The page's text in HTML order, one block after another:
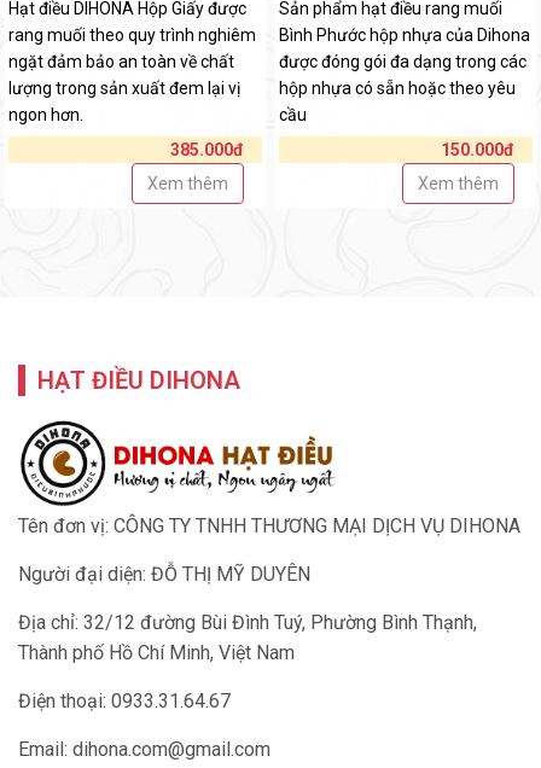
Hạt điều DIHONA Hộp Giấy được
rang muối theo quy trình nghiêm
ngặt đảm bảo an toàn về chất
lượng trong sản xuất đem lại vị
ngon hơn.
385.000đ
Xem thêm
Sản phẩm hạt điều rang muối
Bình Phước hộp nhựa của Dihona
được đóng gói đa dạng trong các
hộp nhựa có sẵn hoặc theo yêu
cầu
150.000đ
Xem thêm
HẠT ĐIỀU DIHONA
Tên đơn vị: CÔNG TY TNHH THƯƠNG MẠI DỊCH VỤ DIHONA
Người đại diện: ĐỖ THỊ MỸ DUYÊN
Địa chỉ: 32/12 đường Bùi Đình Tuý, Phường Bình Thạnh,
Thành phố Hồ Chí Minh, Việt Nam
Điện thoại: 0933.31.64.67
Email: dihona.com@gmail.com